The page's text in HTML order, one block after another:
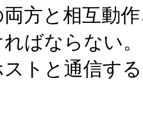
両方と相互動
ればならない
ストと通信す